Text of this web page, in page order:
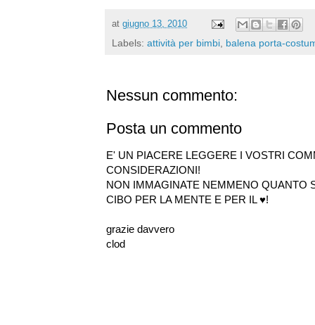
at giugno 13, 2010
Labels: attività per bimbi balena porta-
Nessun commento:
Posta un commento
E' UN PIACERE LEGGERE I VOSTRI
CONSIDERAZIONI!
NON IMMAGINATE NEMMENO QUANTO
CIBO PER LA MENTE E PER IL ♥!
grazie davvero
clod